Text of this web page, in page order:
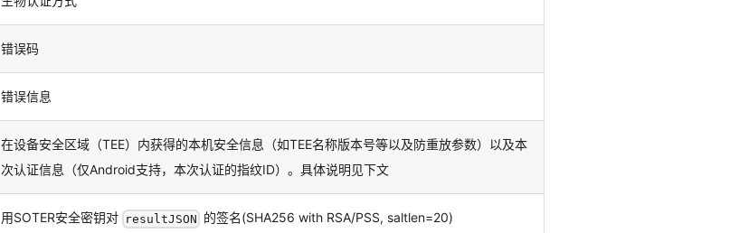
错误码
错误信息
在设备安全区域（TEE）内获得的本机安全信息（如TEE名称版本号等以及防重放参数）以及本
次认证信息（仅Android支持，本次认证的指纹ID）。具体说明见下文
用SOTER安全密钥对 resultJSON 的签名(SHA256 with RSA/PSS, saltlen=20)